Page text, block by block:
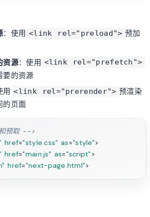
：使用 <link rel="preload"> 预加
资源：使用 <link rel="prefetch">
要的资源
用 <link rel="prerender"> 预渲染
的页面
预取 -->
href="style.css" as="style">
href="main.js" as="script">
href="next-page.html">